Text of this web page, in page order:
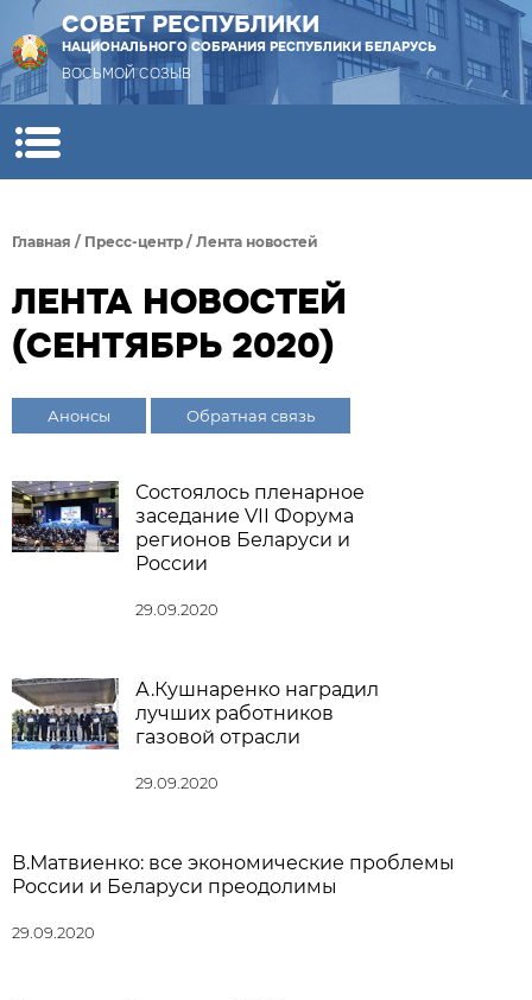
СОВЕТ РЕСПУБЛИКИ
НАЦИОНАЛЬНОГО СОБРАНИЯ РЕСПУБЛИКИ БЕЛАРУСЬ
ВОСЬМОЙ СОЗЫВ
Главная / Пресс-центр / Лента новостей
ЛЕНТА НОВОСТЕЙ
(СЕНТЯБРЬ 2020)
Анонсы Обратная связь
Состоялось пленарное
заседание VII Форума
регионов Беларуси и
России
29.09.2020
А.Кушнаренко наградил
лучших работников
газовой отрасли
29.09.2020
В.Матвиенко: все экономические проблемы
России и Беларуси преодолимы
29.09.2020